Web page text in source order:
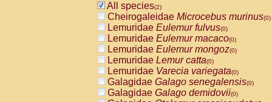
All species(2)
Cheirogaleidae Microcebus murinus(0)
Lemuridae Eulemur fulvus(0)
Lemuridae Eulemur macaco(0)
Lemuridae Eulemur mongoz(0)
Lemuridae Lemur catta(0)
Lemuridae Varecia variegata(0)
Galagidae Galago senegalensis(0)
Galagidae Galago demidovii(0)